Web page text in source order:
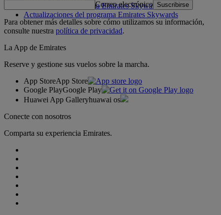
Normativa del programa Emirates Skywards
Actualizaciones del programa Emirates Skywards
Correo electrónico Suscribirse
Para obtener más detalles sobre cómo utilizamos su información,
consulte nuestra política de privacidad.
La App de Emirates
Reserve y gestione sus vuelos sobre la marcha.
App StoreApp Store
Google PlayGoogle Play
Huawei App Galleryhuawai os
Conecte con nosotros
Comparta su experiencia Emirates.